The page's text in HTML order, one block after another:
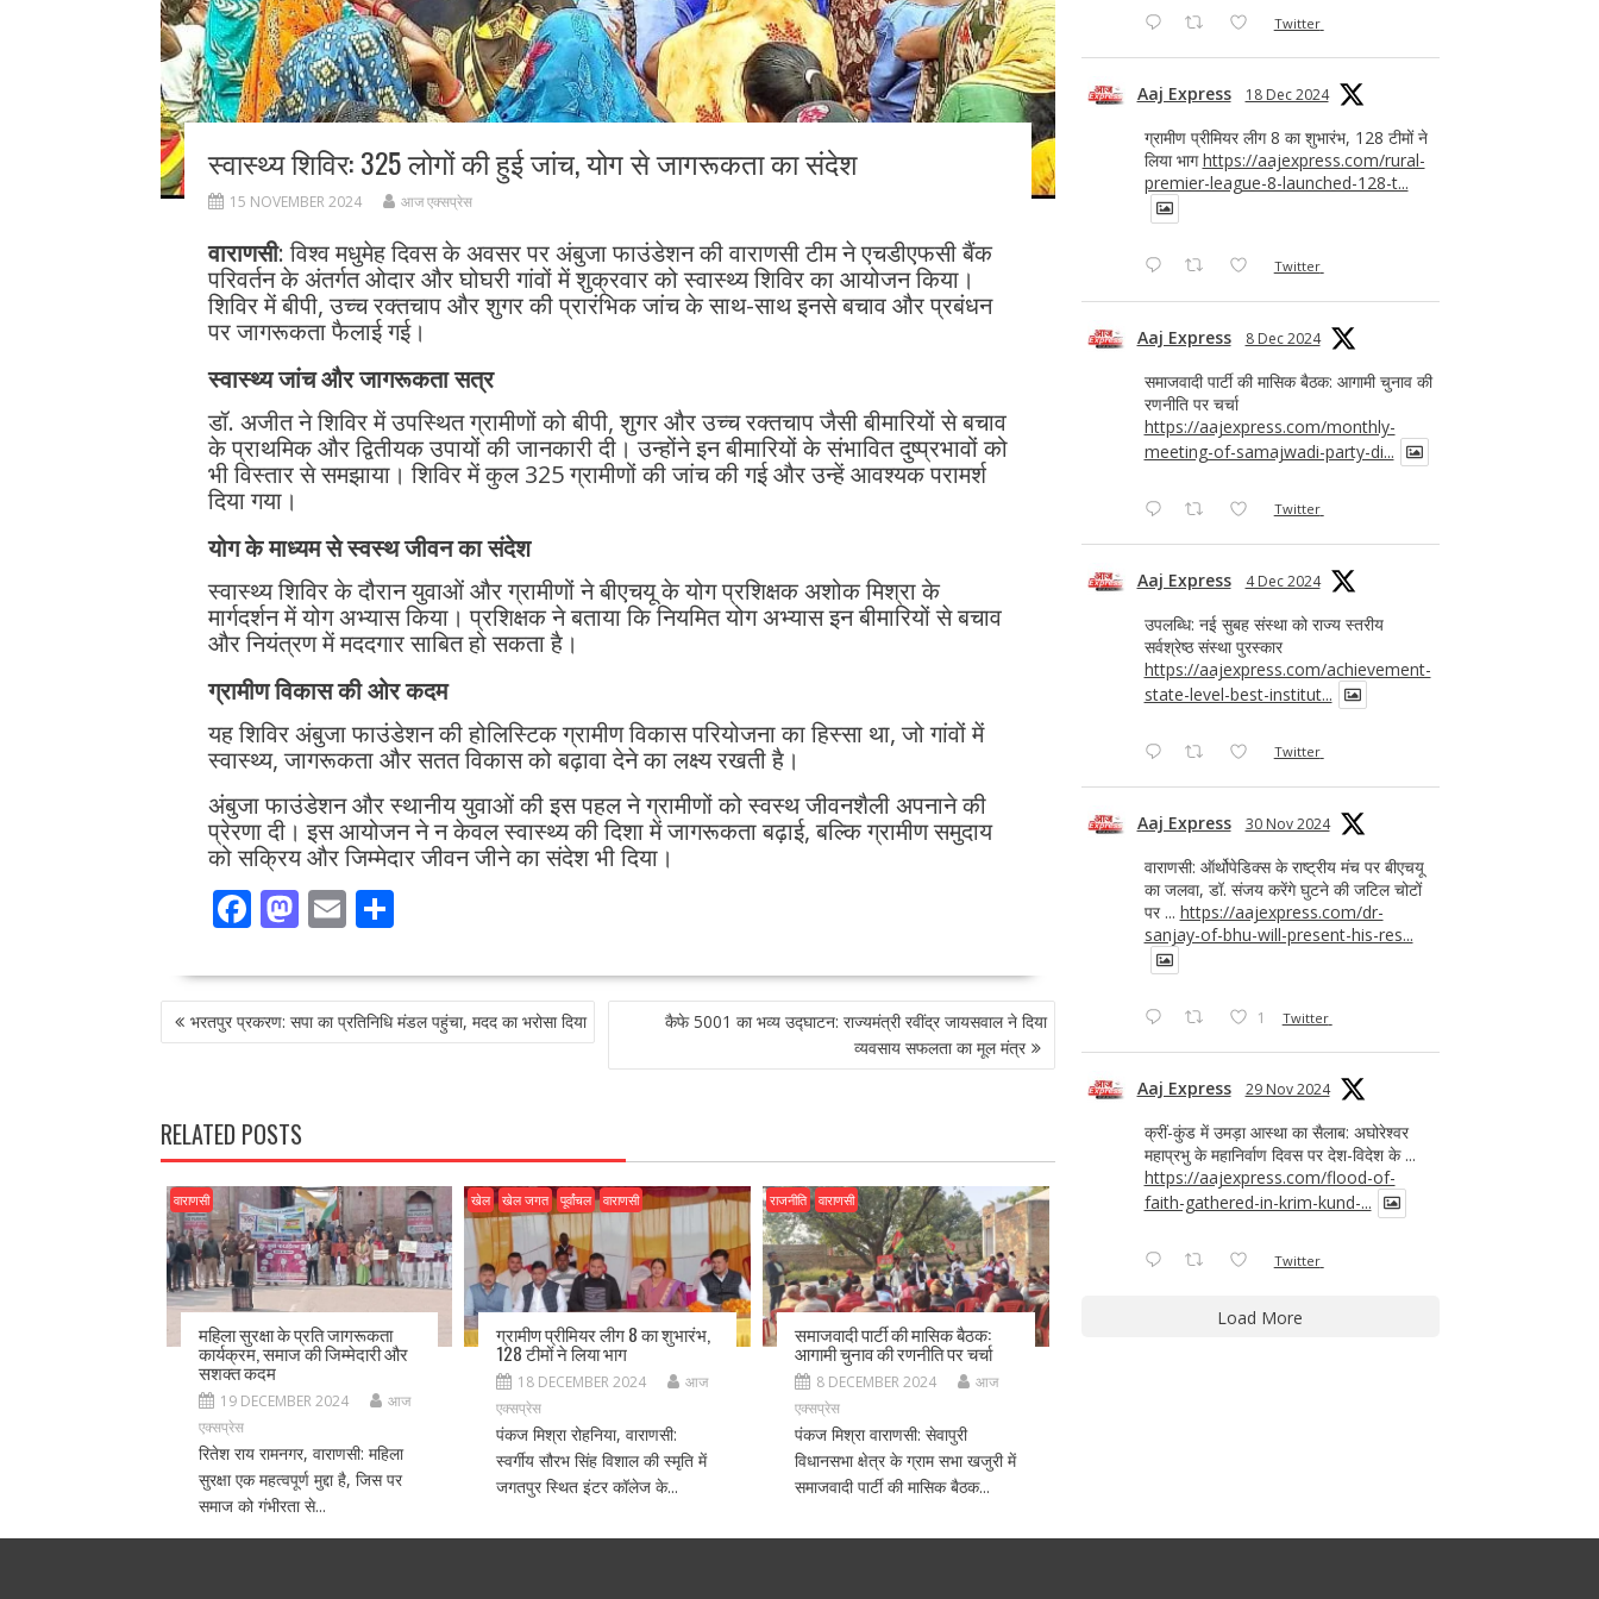
स्वास्थ्य शिविर: 325 लोगों की हुई जांच, योग से जागरूकता का संदेश
15 NOVEMBER 2024 आज एक्सप्रेस
वाराणसी: विश्व मधुमेह दिवस के अवसर पर अंबुजा फाउंडेशन की वाराणसी टीम ने एचडीएफसी बैंक
परिवर्तन के अंतर्गत ओदार और घोघरी गांवों में शुक्रवार को स्वास्थ्य शिविर का आयोजन किया।
शिविर में बीपी, उच्च रक्तचाप और शुगर की प्रारंभिक जांच के साथ-साथ इनसे बचाव और प्रबंधन
पर जागरूकता फैलाई गई।
स्वास्थ्य जांच और जागरूकता सत्र
डॉ. अजीत ने शिविर में उपस्थित ग्रामीणों को बीपी, शुगर और उच्च रक्तचाप जैसी बीमारियों से बचाव
के प्राथमिक और द्वितीयक उपायों की जानकारी दी। उन्होंने इन बीमारियों के संभावित दुष्प्रभावों को
भी विस्तार से समझाया। शिविर में कुल 325 ग्रामीणों की जांच की गई और उन्हें आवश्यक परामर्श
दिया गया।
योग के माध्यम से स्वस्थ जीवन का संदेश
स्वास्थ्य शिविर के दौरान युवाओं और ग्रामीणों ने बीएचयू के योग प्रशिक्षक अशोक मिश्रा के
मार्गदर्शन में योग अभ्यास किया। प्रशिक्षक ने बताया कि नियमित योग अभ्यास इन बीमारियों से बचाव
और नियंत्रण में मददगार साबित हो सकता है।
ग्रामीण विकास की ओर कदम
यह शिविर अंबुजा फाउंडेशन की होलिस्टिक ग्रामीण विकास परियोजना का हिस्सा था, जो गांवों में
स्वास्थ्य, जागरूकता और सतत विकास को बढ़ावा देने का लक्ष्य रखती है।
अंबुजा फाउंडेशन और स्थानीय युवाओं की इस पहल ने ग्रामीणों को स्वस्थ जीवनशैली अपनाने की
प्रेरणा दी। इस आयोजन ने न केवल स्वास्थ्य की दिशा में जागरूकता बढ़ाई, बल्कि ग्रामीण समुदाय
को सक्रिय और जिम्मेदार जीवन जीने का संदेश भी दिया।
F
e
b
o
k
M
to
d
o
E
ai
l
S
ar
e
POST
NAVIGATION
भरतपुर प्रकरण: सपा का प्रतिनिधि मंडल पहुंचा, मदद का भरोसा दिया
कैफे 5001 का भव्य उद्घाटन: राज्यमंत्री रवींद्र जायसवाल ने दिया
व्यवसाय सफलता का मूल मंत्र
RELATED POSTS
वाराणसी
महिला सुरक्षा के प्रति जागरूकता
कार्यक्रम, समाज की जिम्मेदारी और
सशक्त कदम
19 DECEMBER 2024
आज
एक्सप्रेस
रितेश राय रामनगर, वाराणसी: महिला
सुरक्षा एक महत्वपूर्ण मुद्दा है, जिस पर
समाज को गंभीरता से...
खेल खेल जगत पूर्वांचल वाराणसी
ग्रामीण प्रीमियर लीग 8 का शुभारंभ,
128 टीमों ने लिया भाग
18 DECEMBER 2024
आज
एक्सप्रेस
पंकज मिश्रा रोहनिया, वाराणसी:
स्वर्गीय सौरभ सिंह विशाल की स्मृति में
जगतपुर स्थित इंटर कॉलेज के...
राजनीति वाराणसी
समाजवादी पार्टी की मासिक बैठक:
आगामी चुनाव की रणनीति पर चर्चा
8 DECEMBER 2024
आज
एक्सप्रेस
पंकज मिश्रा वाराणसी: सेवापुरी
विधानसभा क्षेत्र के ग्राम सभा खजुरी में
समाजवादी पार्टी की मासिक बैठक...
Twitter
Aaj Express 18 Dec 2024
ग्रामीण प्रीमियर लीग 8 का शुभारंभ, 128 टीमों ने
लिया भागhttps://aajexpress.com/rural-
premier-league-8-launched-128-t...
Twitter
Aaj Express 8 Dec 2024
समाजवादी पार्टी की मासिक बैठक: आगामी चुनाव की
रणनीति पर चर्चा
https://aajexpress.com/monthly-
meeting-of-samajwadi-party-di...
Twitter
Aaj Express 4 Dec 2024
उपलब्धि: नई सुबह संस्था को राज्य स्तरीय
सर्वश्रेष्ठ संस्था पुरस्कार
https://aajexpress.com/achievement-
state-level-best-institut...
Twitter
Aaj Express 30 Nov 2024
वाराणसी: ऑर्थोपेडिक्स के राष्ट्रीय मंच पर बीएचयू
का जलवा, डॉ. संजय करेंगे घुटने की जटिल चोटों
पर ... https://aajexpress.com/dr-
sanjay-of-bhu-will-present-his-res...
1 Twitter
Aaj Express 29 Nov 2024
क्रीं-कुंड में उमड़ा आस्था का सैलाब: अघोरेश्वर
महाप्रभु के महानिर्वाण दिवस पर देश-विदेश के ...
https://aajexpress.com/flood-of-
faith-gathered-in-krim-kund-...
Twitter
Load More